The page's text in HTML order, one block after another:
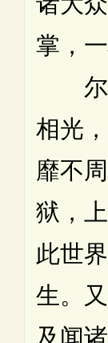
掌，
尔
相光
靡不
狱，
此世
生。
及闻